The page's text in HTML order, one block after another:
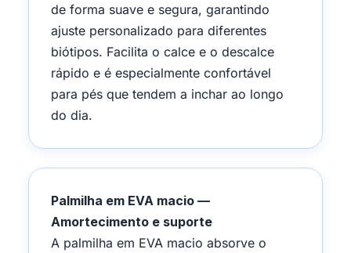
de forma suave e segura, garantindo
ajuste personalizado para diferentes
biótipos. Facilita o calce e o descalce
rápido e é especialmente confortável
para pés que tendem a inchar ao longo
do dia.
Palmilha em EVA macio —
Amortecimento e suporte
A palmilha em EVA macio absorve o